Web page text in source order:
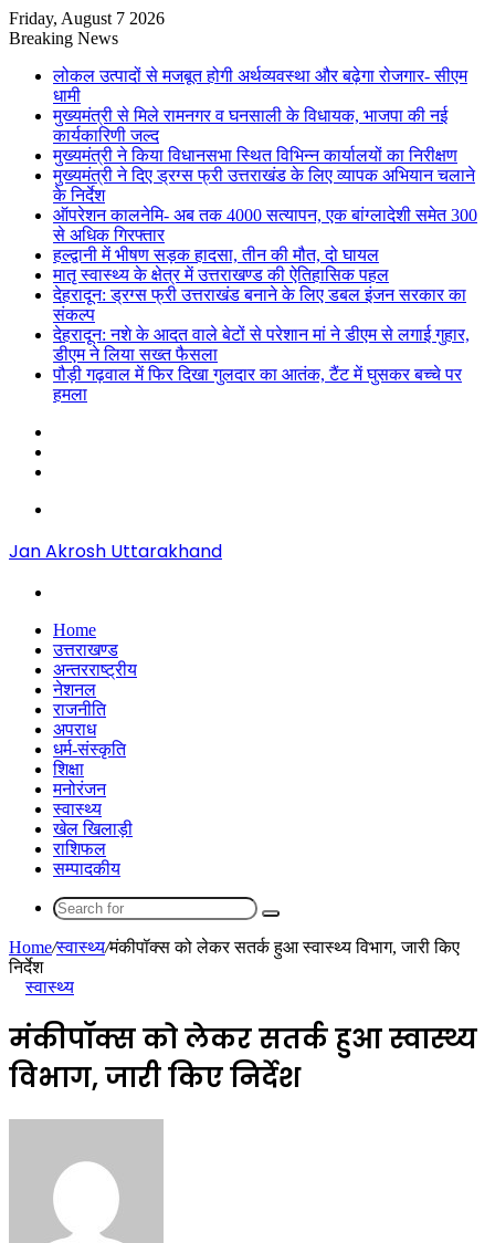
Friday, August 7 2026
Breaking News
लोकल उत्पादों से मजबूत होगी अर्थव्यवस्था और बढ़ेगा रोजगार- सीएम
धामी
मुख्यमंत्री से मिले रामनगर व घनसाली के विधायक, भाजपा की नई
कार्यकारिणी जल्द
मुख्यमंत्री ने किया विधानसभा स्थित विभिन्न कार्यालयों का निरीक्षण
मुख्यमंत्री ने दिए ड्रग्स फ्री उत्तराखंड के लिए व्यापक अभियान चलाने
के निर्देश
ऑपरेशन कालनेमि- अब तक 4000 सत्यापन, एक बांग्लादेशी समेत 300
से अधिक गिरफ्तार
हल्द्वानी में भीषण सड़क हादसा, तीन की मौत, दो घायल
मातृ स्वास्थ्य के क्षेत्र में उत्तराखण्ड की ऐतिहासिक पहल
देहरादून: ड्रग्स फ्री उत्तराखंड बनाने के लिए डबल इंजन सरकार का
संकल्प
देहरादून: नशे के आदत वाले बेटों से परेशान मां ने डीएम से लगाई गुहार,
डीएम ने लिया सख्त फैसला
पौड़ी गढ़वाल में फिर दिखा गुलदार का आतंक, टैंट में घुसकर बच्चे पर
हमला
Jan Akrosh Uttarakhand
Home
उत्तराखण्ड
अन्तरराष्ट्रीय
नेशनल
राजनीति
अपराध
धर्म-संस्कृति
शिक्षा
मनोरंजन
स्वास्थ्य
खेल खिलाड़ी
राशिफल
सम्पादकीय
Search
Home/स्वास्थ्य/मंकीपॉक्स को लेकर सतर्क हुआ स्वास्थ्य विभाग, जारी किए
निर्देश
स्वास्थ्य
मंकीपॉक्स को लेकर सतर्क हुआ स्वास्थ्य
विभाग, जारी किए निर्देश